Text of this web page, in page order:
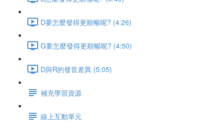
D要怎麼發得更順暢呢? (4:26)
G要怎麼發得更順暢呢? (4:50)
D與R的發音差異 (5:05)
補充學習資源
線上互動單元